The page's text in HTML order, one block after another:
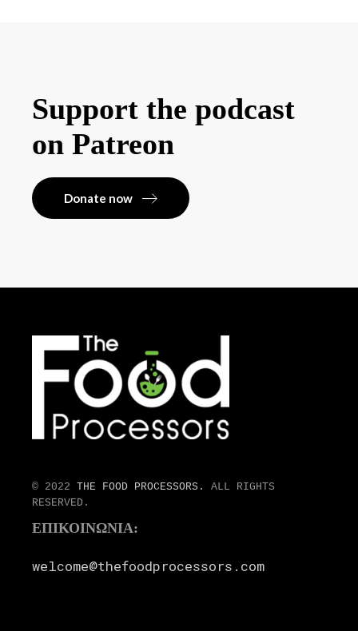
Support the podcast
on Patreon
Donate now
© 2022THE FOOD PROCESSORS.
ALL RIGHTS
RESERVED.
ΕΠΙΚΟΙΝΩΝΙΑ:
welcome@thefoodprocessors.com